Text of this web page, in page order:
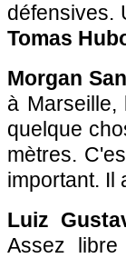
défensives.
Tomas
Morgan
à
quelque
mètres.
important. Il
Luiz
Assez